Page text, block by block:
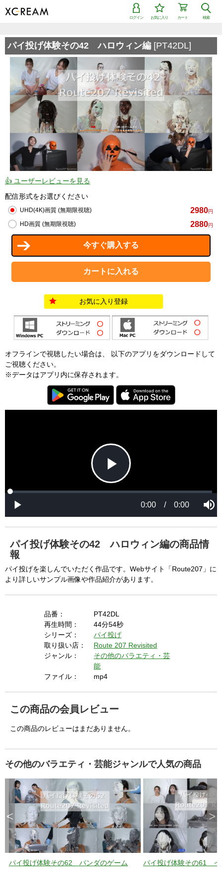
検索
カート
お気に入り
ログイン
パイ投げ体験その42 ハロウィン編 [PT42DL]
👍 ユーザーレビューを見る
配信形式をお選びください
UHD(4K)画質 (無期限視聴) 2980円
HD画質 (無期限視聴) 2880円
お気に入り登録
オフラインで視聴したい場合は、 以下のアプリをダウンロードして
ご視聴ください。
※データはアプリ内に保存されます。
P
l
y
V
d
e
o
a
L
d
0
P
e
s
%
0:00 / 0:00
M
t
パイ投げ体験その42 ハロウィン編の商品情
報
パイ投げを楽しんでいただく作品です。Webサイト「Route207」に
より詳しいサンプル画像や作品紹介があります。
品番：
PT42DL
再生時間：
44分54秒
シリーズ：
パイ投げ
取り扱い店：
Route 207 Revisited
ジャンル：
その他のバラエティ・芸
能
ファイル：
mp4
この商品の会員レビュー
この商品のレビューはまだありません。
その他のバラエティ・芸能ジャンルで人気の商品
パイ投げ体験その62 パンダのゲーム パイ投げ体験その61 イ
< >